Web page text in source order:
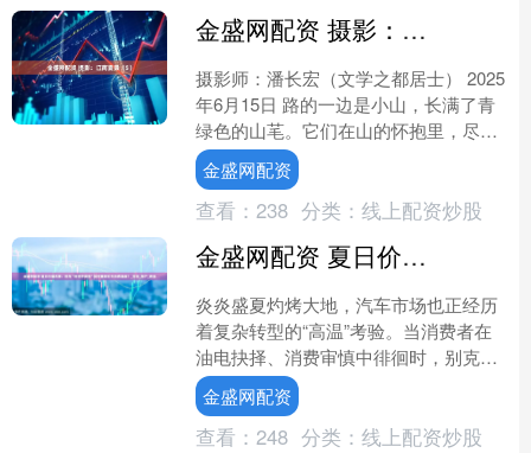
金盛网配资 摄影：江南夏景（5）
摄影师：潘长宏（文学之都居士） 2025
年6月15日 路的一边是小山，长满了青
绿色的山芼。它们在山的怀抱里，尽情
地卖弄自在的微笑。在安静的山谷里，
一阵阵新鲜的空....
金盛网配资
查看： 238 分类： 线上配资炒股
金盛网配资 夏日价值风暴：别克“别样仲夏夜”如何重塑车市消费温度？_市场_用户_燃油
炎炎盛夏灼烤大地，汽车市场也正经历
着复杂转型的“高温”考验。当消费者在
油电抉择、消费审慎中徘徊时，别克以
一场名为“别样仲夏夜·尽兴嗨购”的盛夏
盛宴，携全系主力车....
金盛网配资
查看： 248 分类： 线上配资炒股